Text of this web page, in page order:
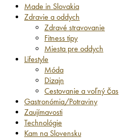
Made in Slovakia
Zdravie a oddych
Zdravé stravovanie
Fitness tipy
Miesta pre oddych
Lifestyle
Móda
Dizajn
Cestovanie a voľný čas
Gastronómia/Potraviny
Zaujímavosti
Technológie
Kam na Slovensku